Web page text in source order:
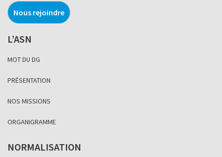
Nous rejoindre
L’ASN
MOT DU DG
PRÉSENTATION
NOS MISSIONS
ORGANIGRAMME
NORMALISATION